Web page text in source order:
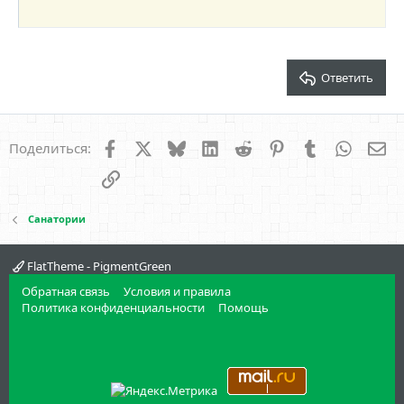
Ответить
Поделиться: Facebook BlueskyLinkedIn
Reddit PinterestTumblr
Ссылка
Санатории
FlatTheme - PigmentGreen
Обратная связь
Условия и правила
Политика конфиденциальности
Помощь